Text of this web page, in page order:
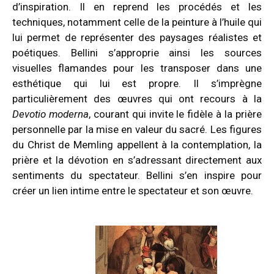
d’inspiration. Il en reprend les procédés et les
techniques, notamment celle de la peinture à l’huile qui
lui permet de représenter des paysages réalistes et
poétiques. Bellini s’approprie ainsi les sources
visuelles flamandes pour les transposer dans une
esthétique qui lui est propre. Il s’imprègne
particulièrement des œuvres qui ont recours à la
Devotio moderna, courant qui invite le fidèle à la prière
personnelle par la mise en valeur du sacré. Les figures
du Christ de Memling appellent à la contemplation, la
prière et la dévotion en s’adressant directement aux
sentiments du spectateur. Bellini s’en inspire pour
créer un lien intime entre le spectateur et son œuvre.